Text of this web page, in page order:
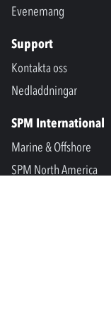
Evenemang
Support
Kontakta oss
Nedladdningar
SPM International
Marine & Offshore
SPM North America